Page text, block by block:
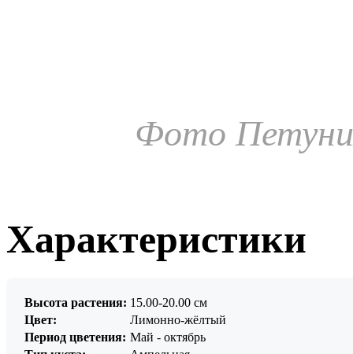
Фото
Характеристики
Высота растения: 15.00-20.00 см
Цвет:
Лимонно-жёлтый
Период цветения: Май - октябрь